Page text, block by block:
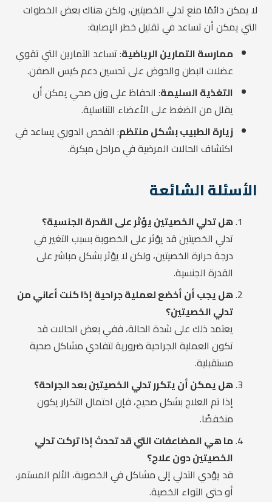
لا يمكن دائمًا منع تدلي الخصيتين، ولكن هناك بعض الخطوات
التي يمكن أن تساعد في تقليل خطر الإصابة:
ممارسة التمارين الرياضية: تساعد التمارين التي تقوي
عضلات البطن والحوض على تحسين دعم كيس الصفن.
التغذية السليمة: الحفاظ على وزن صحي يمكن أن
يقلل من الضغط على الأعضاء التناسلية.
زيارة الطبيب بشكل منتظم: الفحص الدوري يساعد في
اكتشاف الحالات المرضية في مراحل مبكرة.
الأسئلة الشائعة
هل تدلي الخصيتين يؤثر على القدرة الجنسية؟
تدلي الخصيتين قد يؤثر على الخصوبة بسبب التغير في
درجة حرارة الخصيتين، ولكن لا يؤثر بشكل مباشر على
القدرة الجنسية.
هل يجب أن أخضع لعملية جراحية إذا كنت أعاني من
تدلي الخصيتين؟
يعتمد ذلك على شدة الحالة، ففي بعض الحالات قد
تكون العملية الجراحية ضرورية لتفادي مشاكل صحية
مستقبلية.
هل يمكن أن يتكرر تدلي الخصيتين بعد الجراحة؟
إذا تم العلاج بشكل صحيح، فإن احتمال التكرار يكون
منخفضًا.
ما هي المضاعفات التي قد تحدث إذا تركت تدلي
الخصيتين دون علاج؟
قد يؤدي التدلي إلى مشاكل في الخصوبة، الألم المستمر،
أو حتى التواء الخصية.